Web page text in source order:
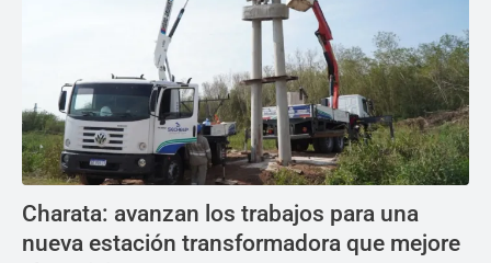
Charata: avanzan los trabajos para una
nueva estación transformadora que mejore